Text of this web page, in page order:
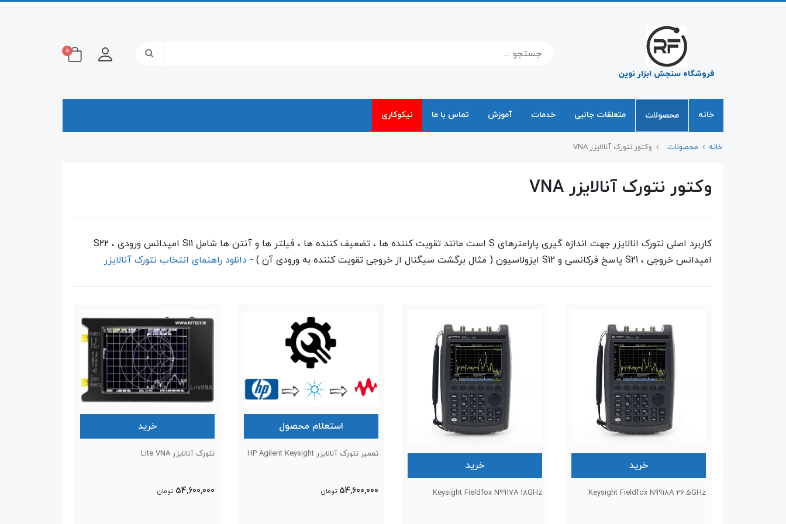
فروشگاه سنجش ابزار نوین
0
خانه محصولات متعلقات جانبی خدمات آموزش تماس با ما نیکوکاری
خانه محصولات وکتور نتورک آنالایزر VNA
وکتور نتورک آنالایزر VNA
کاربرد اصلی نتورک انالایزر جهت اندازه گیری پارامترهای S است مانند تقویت کننده ها ، تضعیف کننده ها ، فیلتر ها و آنتن ها شامل S11 امپدانس ورودی ، S22
امپدانس خروجی ، S21 پاسخ فرکانسی و S12 ایزولاسیون ( مثال برگشت سیگنال از خروجی تقویت کننده به ورودی آن ) -
دانلود راهنمای انتخاب نتورک آنالایزر
خرید
Keysight Fieldfox N9918A 26.5GHz
خرید
Keysight Fieldfox N9917A 18GHz
استعلام محصول
تعمیر نتورک آنالایزر HP Agilent Keysight
54,600,000 تومان
خرید
نتورک آنالایزر Lite VNA
54,600,000 تومان